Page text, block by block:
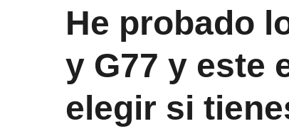
He probado
y G77 y este
elegir si